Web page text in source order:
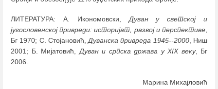
ЛИТЕРАТУРА: А. Икономовски,Дуван у светској и
југословенској привреди: историјат, развој и перспективе,
Бг 1970; C. Стојановић,Дуванска привреда 1945--2000, Ниш
2001; Б. Мијатовић,Дуван и српска држава у XIX веку, Бг
2006.
Марина Михајловић